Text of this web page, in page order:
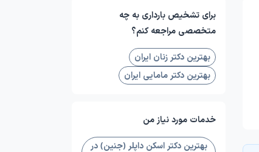
برای تشخیص بارداری به چه
متخصصی مراجعه کنم؟
بهترین دکتر زنان ایران
بهترین دکتر مامایی ایران
خدمات مورد نیاز من
بهترین دکتر اسکن داپلر (جنین) در